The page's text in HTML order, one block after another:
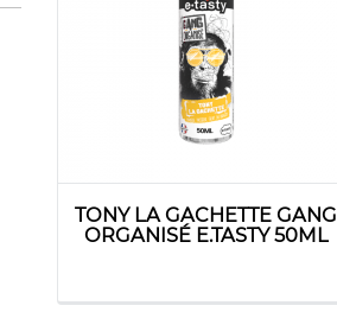
TONY LA GACHETTE GANG
ORGANISÉ E.TASTY 50ML